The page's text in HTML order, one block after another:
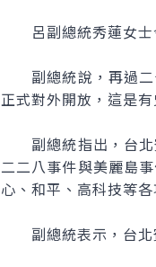
呂副總統秀蓮女士
副總統說，再過二
正式對外開放，這是
副總統指出，台北
二二八事件與美麗島
心、和平、高科技等各
副總統表示，台北